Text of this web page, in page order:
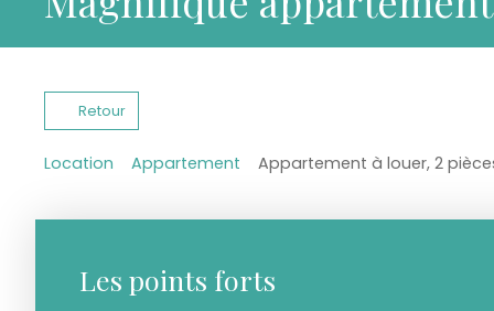
Retour
Location Appartement Appartement à louer, 2
Les points forts